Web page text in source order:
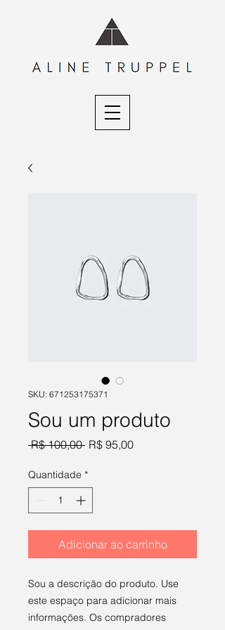
SKU: 671253175371
Sou um produto
R$ 100,00 Preço
R$ 95,00Preço
Quantidade *
Adicionar ao carrinho
Sou a descrição do produto. Use
este espaço para adicionar mais
informações. Os compradores